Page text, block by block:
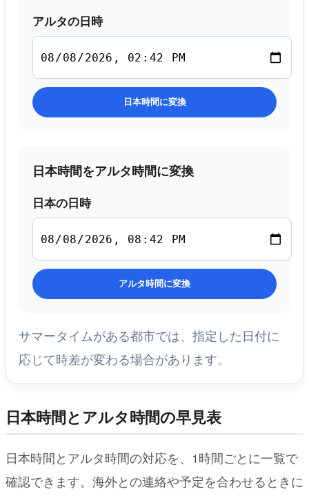
アルタの日時
日本時間に変換
日本時間をアルタ時間に変換
日本の日時
アルタ時間に変換
サマータイムがある都市では、指定した日付に
応じて時差が変わる場合があります。
日本時間とアルタ時間の早見表
日本時間とアルタ時間の対応を、1時間ごとに一覧で
確認できます。海外との連絡や予定を合わせるときに